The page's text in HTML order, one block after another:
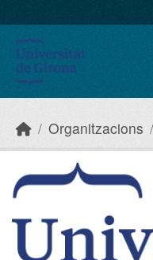
Organitzacions